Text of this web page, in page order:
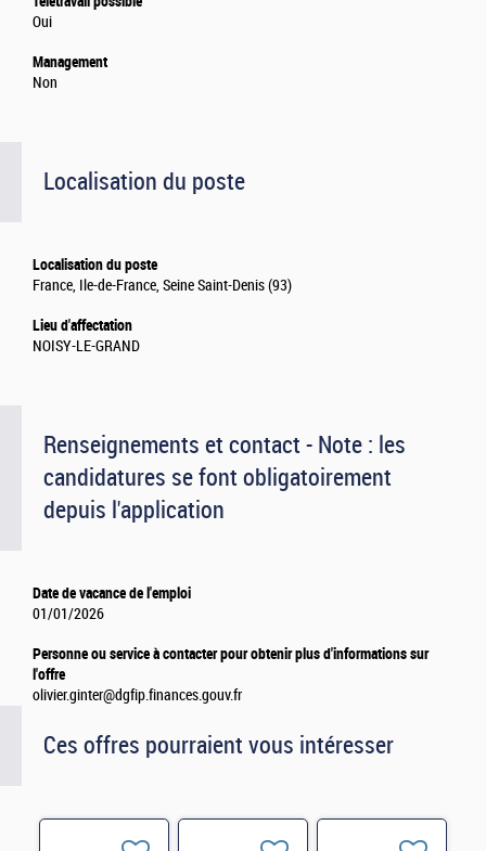
Oui
Management
Non
Localisation du poste
Localisation du poste
France, Ile-de-France, Seine Saint-Denis (93)
Lieu d'affectation
NOISY-LE-GRAND
Renseignements et contact - Note : les
candidatures se font obligatoirement
depuis l'application
Date de vacance de l'emploi
01/01/2026
Personne ou service à contacter pour obtenir plus d'informations sur
l'offre
olivier.ginter@dgfip.finances.gouv.fr
Ces offres pourraient vous intéresser